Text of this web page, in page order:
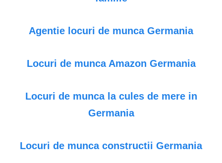
Agentie locuri de munca Germania
Locuri de munca Amazon Germania
Locuri de munca la cules de mere in
Germania
Locuri de munca constructii Germania